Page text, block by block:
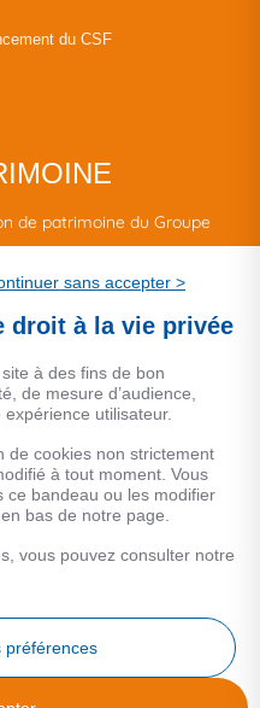
du CSF
de patrimoine du Groupe
sans accepter >
droit à la vie privée
à des fins de bon
de mesure d’audience,
expérience utilisateur.
de cookies non strictement
à tout moment. Vous
ce bandeau ou les modifier
bas de notre page.
vous pouvez consulter notre
préférences